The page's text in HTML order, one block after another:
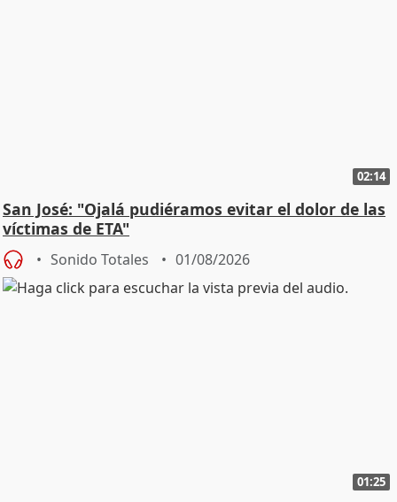
02:14
San José: "Ojalá pudiéramos evitar el dolor de las
víctimas de ETA"
Sonido Totales 01/08/2026
01:25